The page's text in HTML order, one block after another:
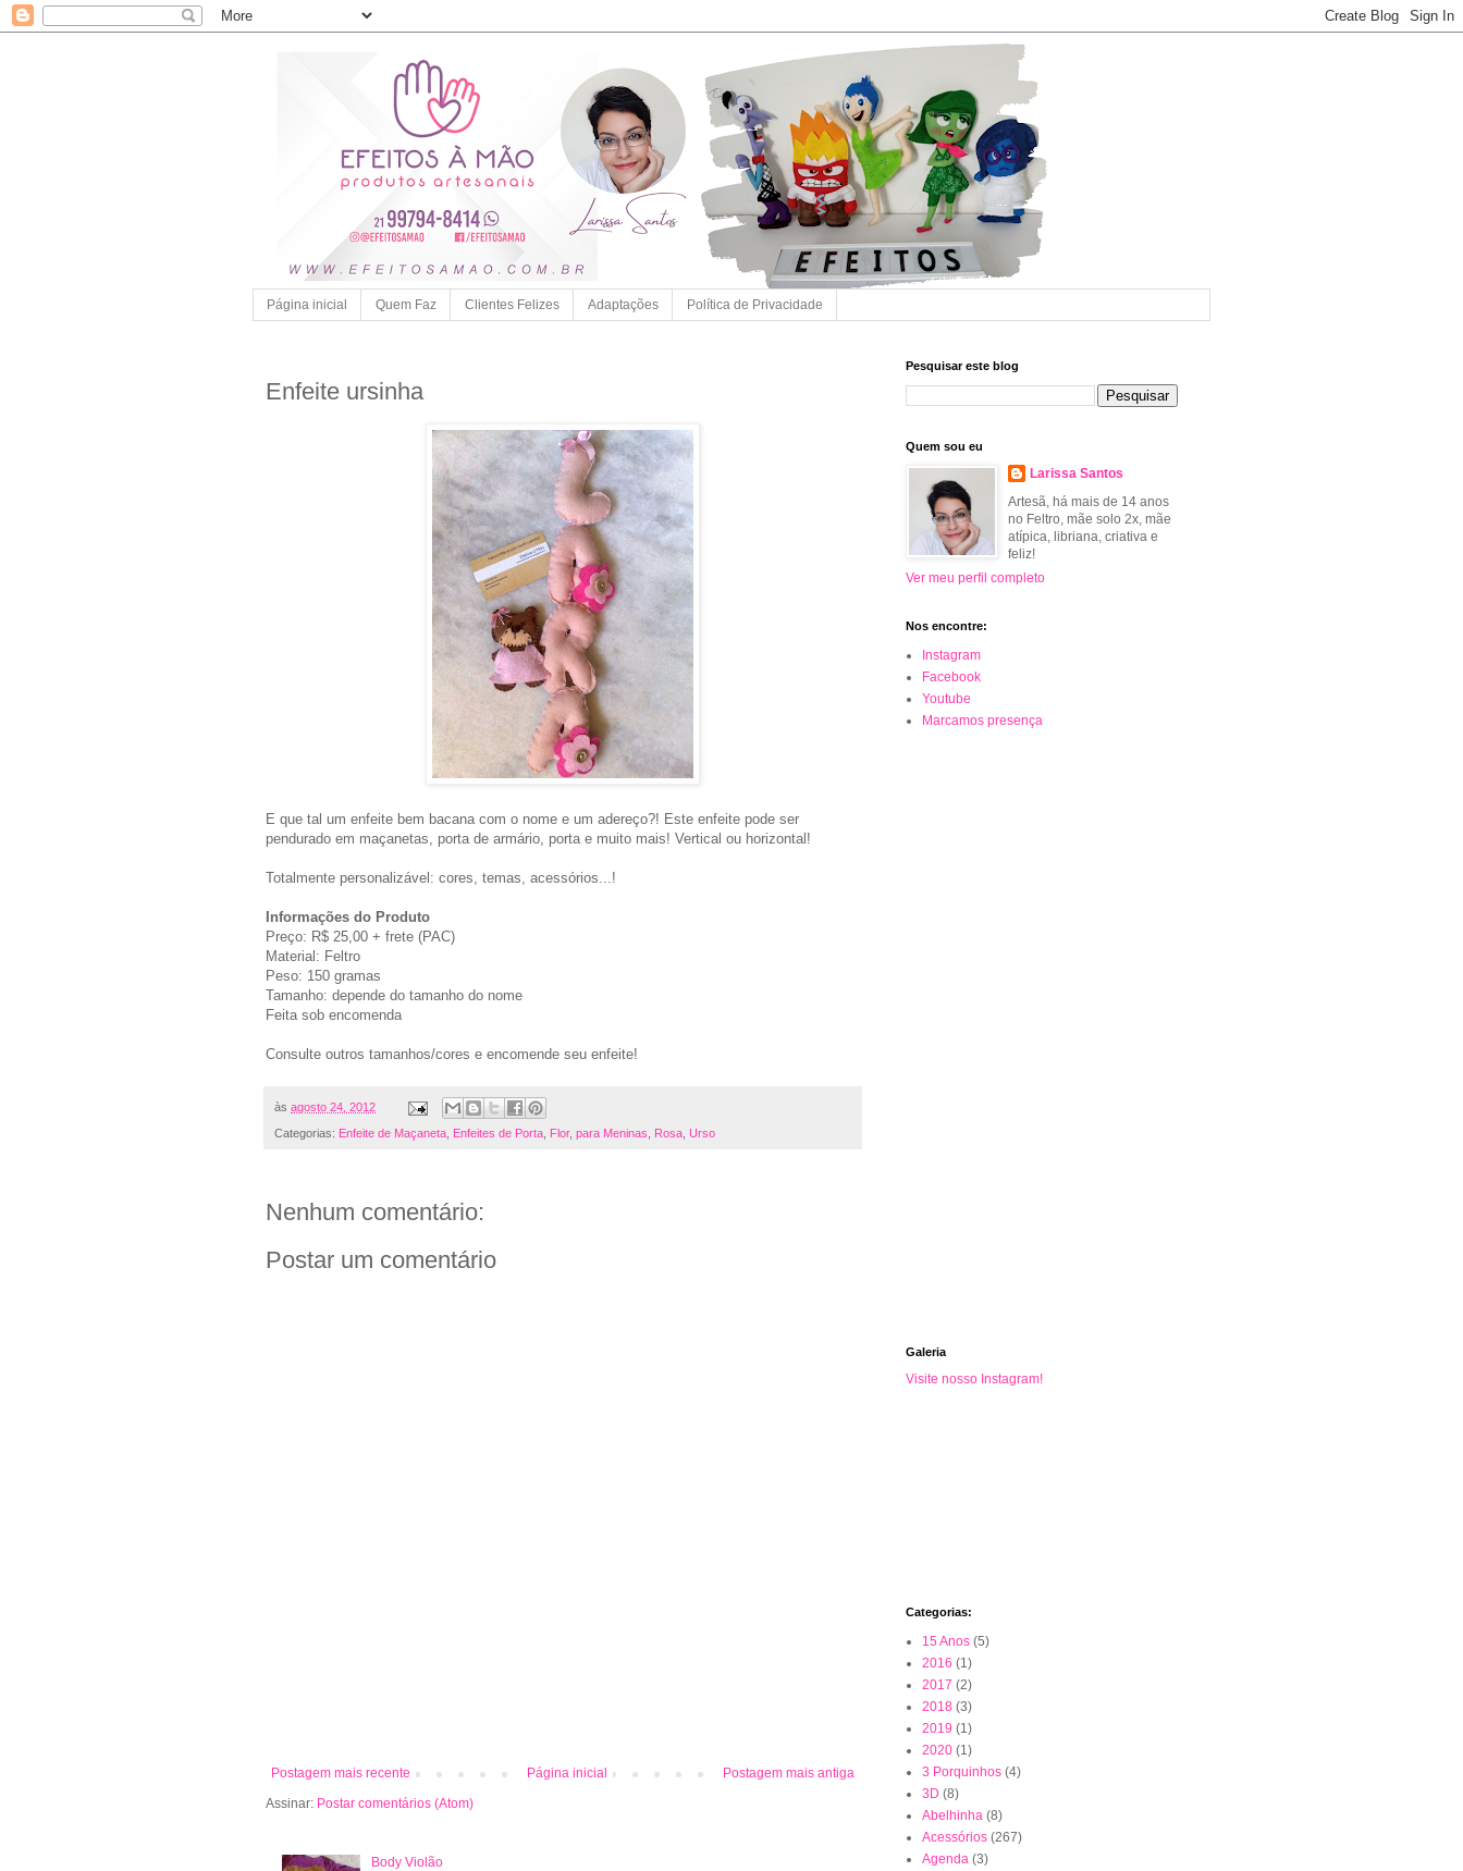
Página inicial Quem Faz Clientes Felizes Adaptações Política de Privacidade
Enfeite ursinha
E que tal um enfeite bem bacana com o nome e um adereço?! Este enfeite pode ser
pendurado em maçanetas, porta de armário, porta e muito mais! Vertical ou horizontal!
Totalmente personalizável: cores, temas, acessórios...!
Informações do Produto
Preço: R$ 25,00 + frete (PAC)
Material: Feltro
Peso: 150 gramas
Tamanho: depende do tamanho do nome
Feita sob encomenda
Consulte outros tamanhos/cores e encomende seu enfeite!
às agosto 24, 2012
Categorias: Enfeite de Maçaneta, Enfeites de Porta, Flor, para Meninas, Rosa, Urso
Nenhum comentário:
Postar um comentário
Postagem mais recente Postagem mais antiga
Página inicial
Assinar: Postar comentários (Atom)
Body Violão
Pesquisar este blog
Quem sou eu
Larissa Santos
Artesã, há mais de 14 anos
no Feltro, mãe solo 2x, mãe
atípica, libriana, criativa e
feliz!
Ver meu perfil completo
Nos encontre:
Instagram
Facebook
Youtube
Marcamos presença
Galeria
Visite nosso Instagram!
Categorias:
15 Anos (5)
2016 (1)
2017 (2)
2018 (3)
2019 (1)
2020 (1)
3 Porquinhos (4)
3D (8)
Abelhinha (8)
Acessórios (267)
Agenda (3)